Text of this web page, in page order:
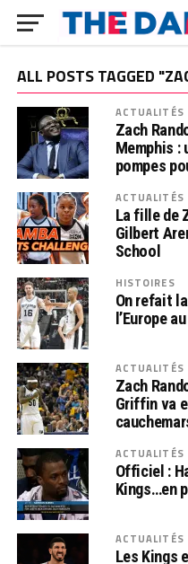
ALL POSTS TAGGED
ACTUALITÉS
Zach
Memphis :
pompes
ACTUALITÉS
La fille de
Gilbert
School
HISTOIRES
On refait
l’Europe
ACTUALITÉS
Zach
Griffin va
ACTUALITÉS
Officiel :
Kings…en
ACTUALITÉS
Les Kings